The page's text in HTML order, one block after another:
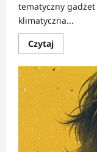
tematyczny
klimatyczna...
CzytajDowiedz
się
o
RECENZJA:
Przepisy
kulinarne
świata
Tolkiena
|
Elfie
wino